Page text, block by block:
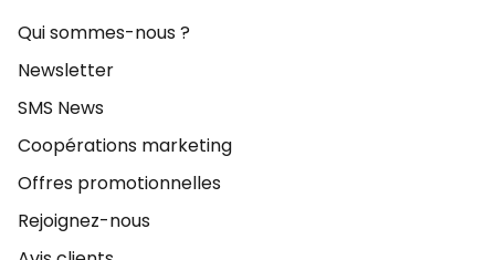
Qui sommes-nous ?
Newsletter
SMS News
Coopérations marketing
Offres promotionnelles
Rejoignez-nous